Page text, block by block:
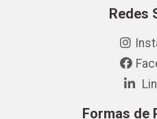
Redes
Formas de